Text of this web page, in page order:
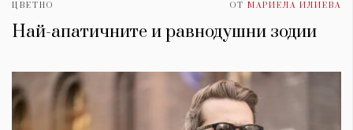
ЦВЕТНО ОТ МАРИЕЛА ИЛИЕВА
Най-апатичните и равнодушни зодии